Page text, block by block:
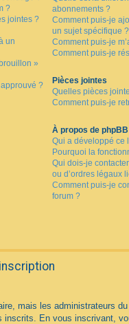
?
jointes ?
un
»
?
abonnements ?
Comment puis-je
un sujet spécifique ?
Comment puis-je
Comment puis-je
Pièces jointes
Quelles pièces
Comment puis-je
À propos de phpBB
Qui a développé ce
Pourquoi la
Qui dois-je
ou d’ordres légaux
Comment puis-je
forum ?
mais les administrateurs
En vous inscrivant,